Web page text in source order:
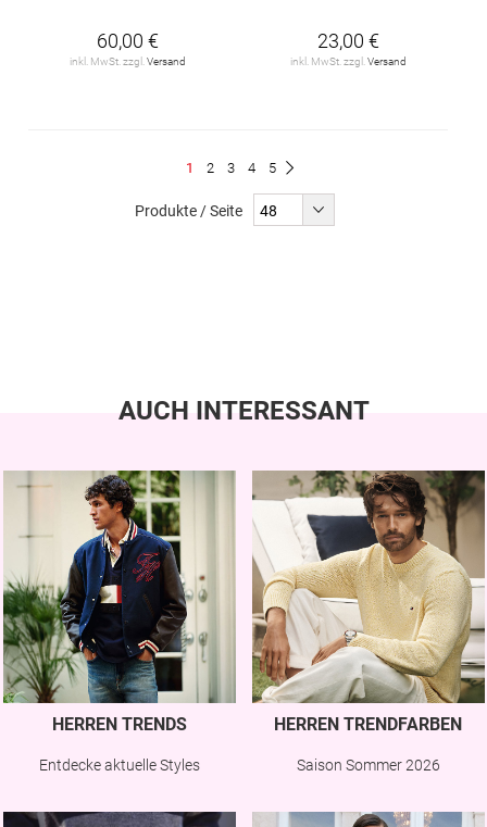
60,00 €
inkl. MwSt. zzgl. Versand
23,00 €
inkl. MwSt. zzgl. Versand
Du
1 Seite
2 Seite
3 Seite
4 Seite
5
Produkte / Seite
AUCH INTERESSANT
HERREN TRENDS
Entdecke aktuelle Styles
HERREN TRENDFARBEN
Saison Sommer 2026